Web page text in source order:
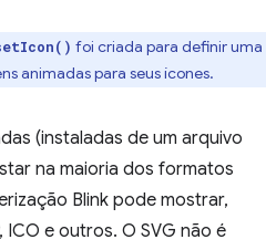
foi criada para definir uma
animadas para seus ícones.
(instaladas de um arquivo
na maioria dos formatos
Blink pode mostrar,
ICO e outros. O SVG não é